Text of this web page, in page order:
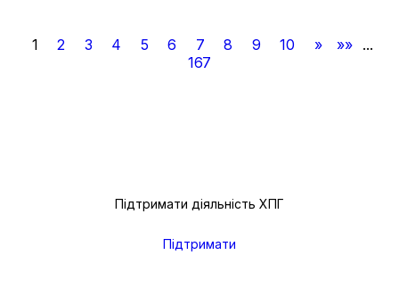
1 2 3 4 5 6 7 8 9 10 » »» ...
167
Підтримати діяльність ХПГ
Підтримати